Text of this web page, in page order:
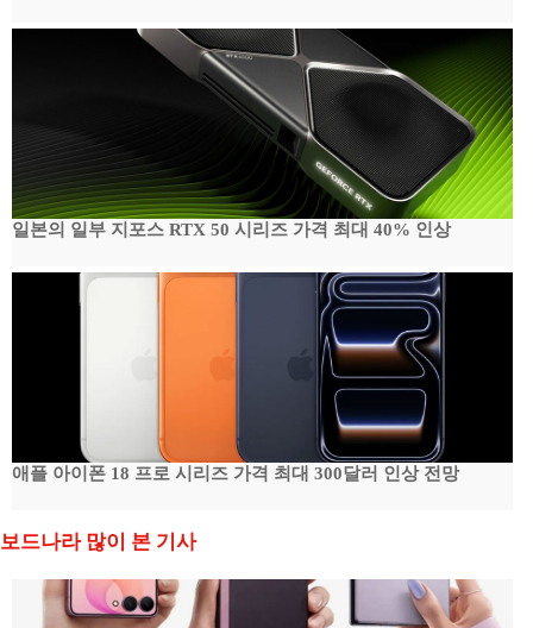
일본의 일부 지포스 RTX 50 시리즈 가격 최대 40% 인상
애플 아이폰 18 프로 시리즈 가격 최대 300달러 인상 전망
보드나라 많이 본 기사